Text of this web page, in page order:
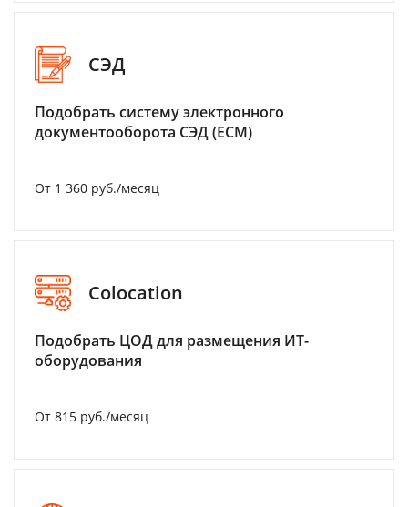
СЭД
Подобрать систему электронного
документооборота СЭД (ECM)
От 1 360 руб./месяц
Colocation
Подобрать ЦОД для размещения ИТ-
оборудования
От 815 руб./месяц